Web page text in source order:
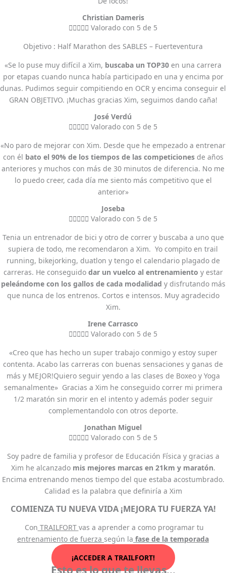
Christian Dameris
 Valorado con 5 de 5
Objetivo : Half Marathon des SABLES – Fuerteventura
«Se lo puse muy difícil a Xim, buscaba un TOP30 en una carrera
por etapas cuando nunca había participado en una y encima por
dunas. Pudimos seguir compitiendo en OCR y encima conseguir el
GRAN OBJETIVO. ¡Muchas gracias Xim, seguimos dando caña!
José Verdú
 Valorado con 5 de 5
«No paro de mejorar con Xim. Desde que he empezado a entrenar
con él bato el 90% de los tiempos de las competicionesde años
anteriores y muchos con más de 30 minutos de diferencia. No me
lo puedo creer, cada día me siento más competitivo que el
anterior»
Joseba
 Valorado con 5 de 5
Tenia un entrenador de bici y otro de correr y buscaba a uno que
supiera de todo, me recomendaron a Xim. Yo compito en trail
running, bikejorking, duatlon y tengo el calendario plagado de
carreras. He conseguidodar un vuelco al entrenamiento y estar
peleándome con los gallos de cada modalidad y disfrutando más
que nunca de los entrenos. Cortos e intensos. Muy agradecido
Xim.
Irene Carrasco
 Valorado con 5 de 5
«Creo que has hecho un super trabajo conmigo y estoy super
contenta. Acabo las carreras con buenas sensaciones y ganas de
más y MEJOR!Quiero seguir yendo a las clases de Boxeo y Yoga
semanalmente» Gracias a Xim he conseguido correr mi primera
1/2 maratón sin morir en el intento y además poder seguir
complementandolo con otros deporte.
Jonathan Miguel
 Valorado con 5 de 5
Soy padre de familia y profesor de Educación Física y gracias a
Xim he alcanzado mis mejores marcas en 21km y maratón.
Encima entrenando menos tiempo del que estaba acostumbrado.
Calidad es la palabra que definiría a Xim
COMIENZA TU NUEVA VIDA ¡MEJORA TU FUERZA YA!
Con TRAILFORT vas a aprender a como programar tu
entrenamiento de fuerza según la fase de la temporada
¡ACCEDER A TRAILFORT!
Esto es lo que te llevas...